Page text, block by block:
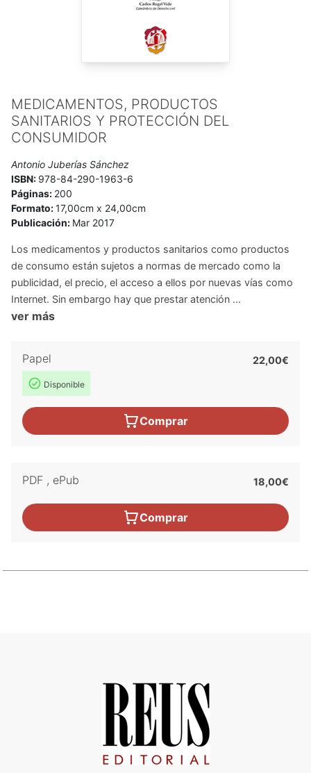
MEDICAMENTOS, PRODUCTOS
SANITARIOS Y PROTECCIÓN DEL
CONSUMIDOR
Antonio Juberías Sánchez
ISBN: 978-84-290-1963-6
Páginas: 200
Formato:17,00cm x 24,00cm
Publicación: Mar 2017
Los medicamentos y productos sanitarios como productos
de consumo están sujetos a normas de mercado como la
publicidad, el precio, el acceso a ellos por nuevas vías como
Internet. Sin embargo hay que prestar atención ...
ver más
Papel
Disponible
22,00€
Comprar
PDF , ePub 18,00€
Comprar